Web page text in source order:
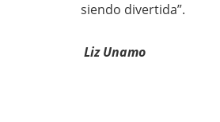
siendo divertida”.
Liz Unamo